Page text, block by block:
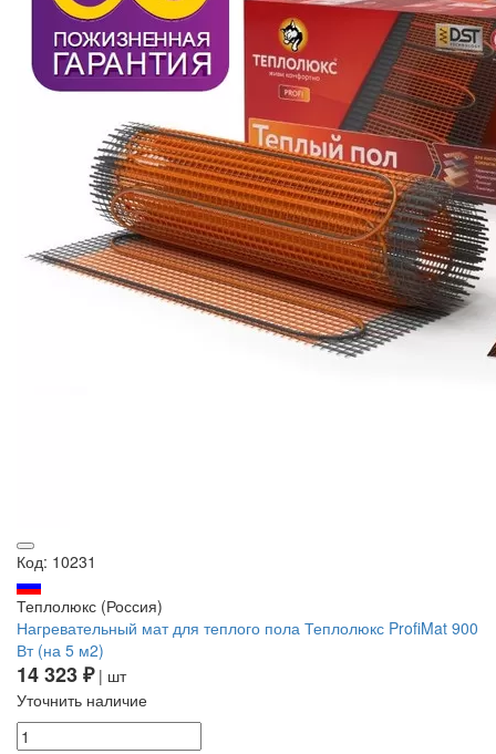
Код: 10231
Теплолюкс (Россия)
Нагревательный мат для теплого пола Теплолюкс ProfiMat 900
Вт (на 5 м2)
14 323 ₽| шт
Уточнить наличие